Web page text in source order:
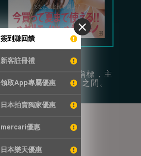
簽到賺回饋
新客註冊禮
領取App專屬優惠
日本拍賣獨家優惠
mercari優惠
日本樂天優惠
Vivi
年輕女性的流行指標，主
打可愛和成熟風之間。